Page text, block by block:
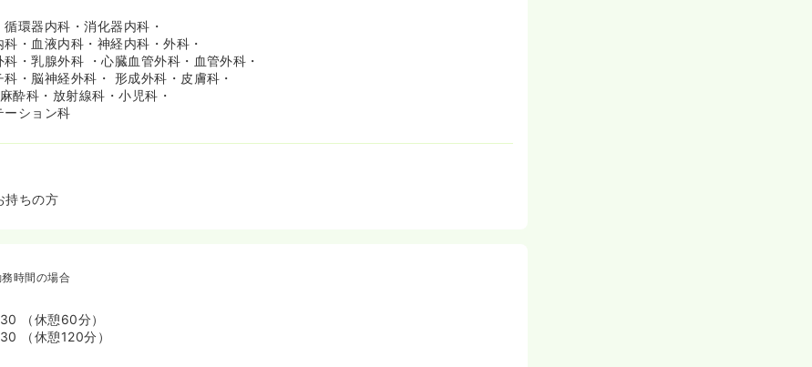
環器内科・消化器内科・
・血液内科・神経内科・外科・
・乳腺外科 ・心臓血管外科・血管外科・
・脳神経外科・ 形成外科・皮膚科・
酔科・放射線科・小児科・
ーション科
持ちの方
時間の場合
（休憩60分）
（休憩120分）